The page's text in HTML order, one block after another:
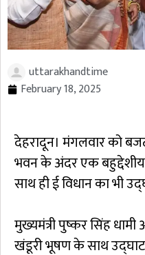
uttarakhandtime
February 18, 2025
देहरादून। मंगलवार को
भवन के अंदर एक
साथ ही ई विधान का भी
मुख्यमंत्री पुष्कर सिंह
खंडूरी भूषण के साथ